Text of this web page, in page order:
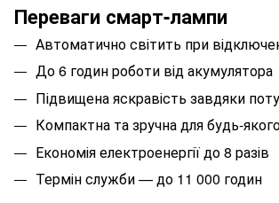
Переваги смарт-лампи
Автоматично світить при
До 6 годин роботи від акумулятора
Підвищена яскравість завдяки
Компактна та зручна для будь-
Економія електроенергії до 8 разів
Термін служби — до 11 000 годин